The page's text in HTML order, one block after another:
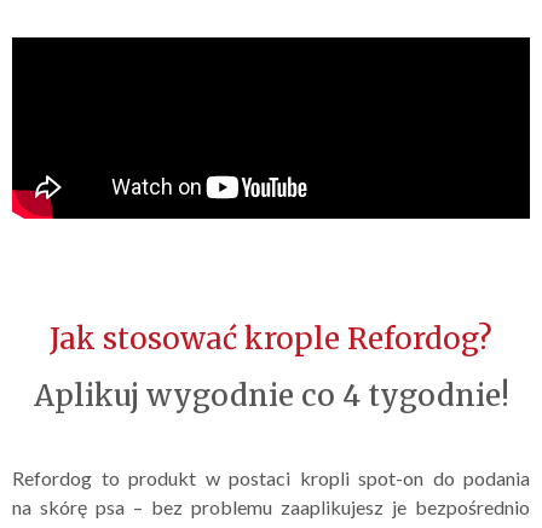
Jak stosować krople Refordog?
Aplikuj wygodnie co 4 tygodnie!
Refordog to produkt w postaci kropli spot-on do podania
na skórę psa – bez problemu zaaplikujesz je bezpośrednio